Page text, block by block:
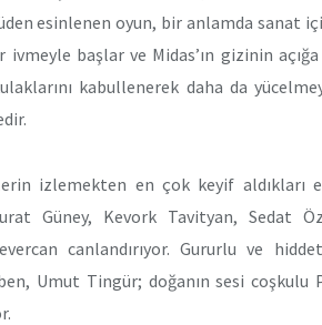
esinlenen oyun, bir anlamda sanat
başlar ve Midas’ın gizinin
kabullenerek daha da
izlemekten en çok keyif aldıkları
Güney, Kevork Tavityan, Sedat
canlandırıyor. Gururlu ve
Umut Tingür; doğanın sesi coşkulu